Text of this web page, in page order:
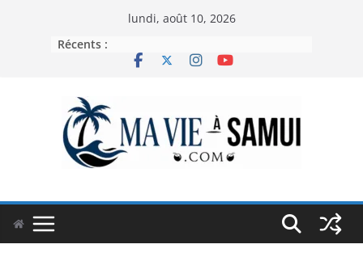
lundi, août 10, 2026
Récents :